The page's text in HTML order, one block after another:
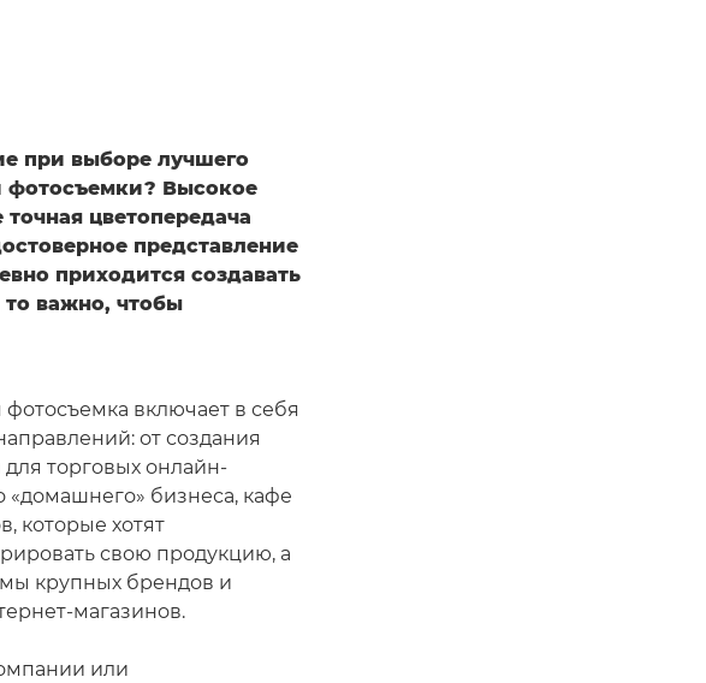
при выборе лучшего
фотосъемки? Высокое
цветопередача
представление
приходится создавать
важно, чтобы
включает в себя
от создания
торговых онлайн-
«домашнего» бизнеса, кафе
которые хотят
свою продукцию, а
крупных брендов и
магазинов.
или